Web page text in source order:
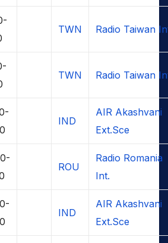
TWN Radio Taiwan
TWN Radio Taiwan
IND
AIR Akashvani
Ext.Sce
ROU
Radio Romania
Int.
IND
AIR Akashvani
Ext.Sce